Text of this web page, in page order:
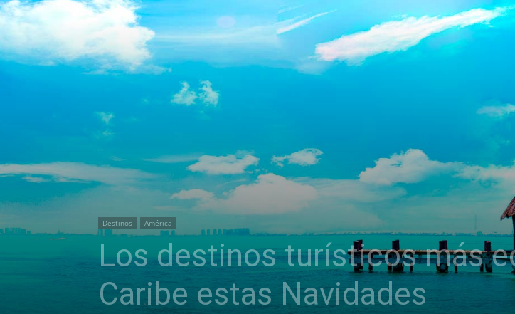
Destinos América
Los destinos turísticos más
Caribe estas Navidades